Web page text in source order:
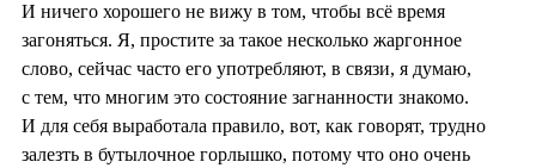
И ничего хорошего не вижу в том, чтобы всё время
загоняться. Я, простите за такое несколько жаргонное
слово, сейчас часто его употребляют, в связи, я думаю,
с тем, что многим это состояние загнанности знакомо.
И для себя выработала правило, вот, как говорят, трудно
залезть в бутылочное горлышко, потому что оно очень